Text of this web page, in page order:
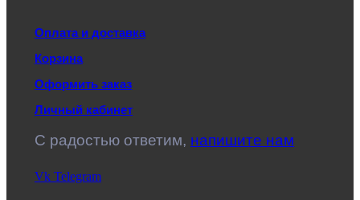
Оплата и доставка
Корзина
Оформить заказ
Личный кабинет
C радостью ответим, напишите нам
Vk Telegram